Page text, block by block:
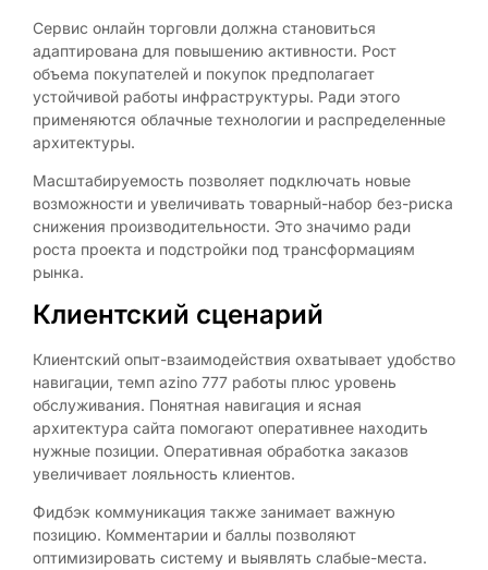
Сервис онлайн торговли должна становиться
адаптирована для повышению активности. Рост
объема покупателей и покупок предполагает
устойчивой работы инфраструктуры. Ради этого
применяются облачные технологии и распределенные
архитектуры.
Масштабируемость позволяет подключать новые
возможности и увеличивать товарный-набор без-риска
снижения производительности. Это значимо ради
роста проекта и подстройки под трансформациям
рынка.
Клиентский сценарий
Клиентский опыт-взаимодействия охватывает удобство
навигации, темп azino 777 работы плюс уровень
обслуживания. Понятная навигация и ясная
архитектура сайта помогают оперативнее находить
нужные позиции. Оперативная обработка заказов
увеличивает лояльность клиентов.
Фидбэк коммуникация также занимает важную
позицию. Комментарии и баллы позволяют
оптимизировать систему и выявлять слабые-места.